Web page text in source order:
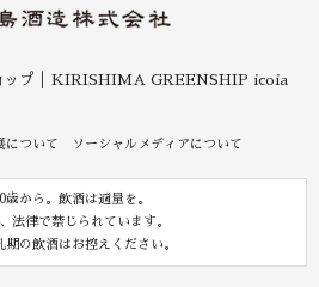
ップ KIRISHIMA GREENSHIP icoia
について ソーシャルメディアについて
歳から。飲酒は適量を。
法律で禁じられています。
期の飲酒はお控えください。